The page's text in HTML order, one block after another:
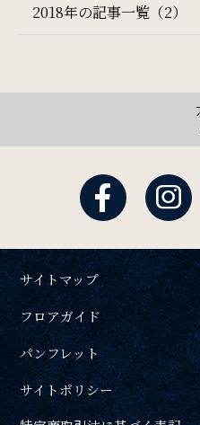
2018年の記事一覧（2）
サイトマップ
フロアガイド
パンフレット
サイトポリシー